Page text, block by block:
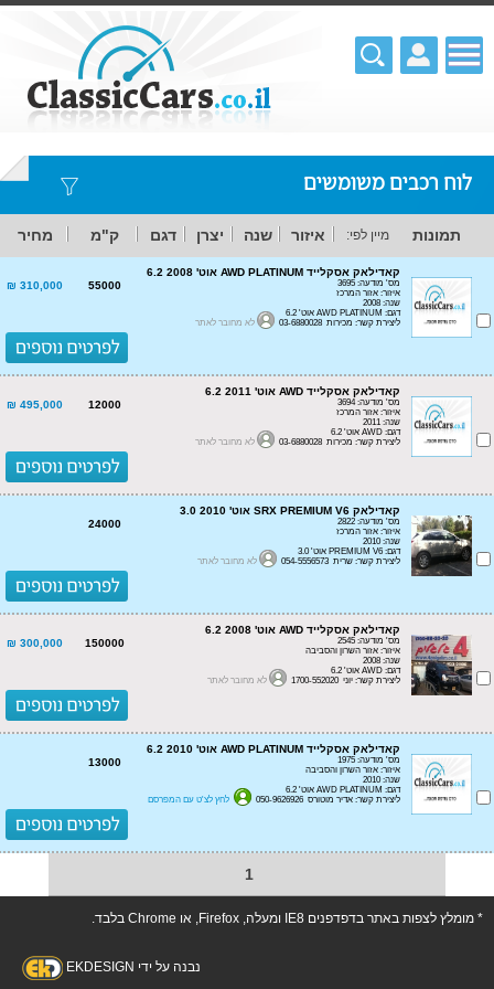
לוח רכבים משומשים
תמונות מיין לפי: איזור שנה יצרן דגם ק"מ מחיר
קאדילאק אסקלייד AWD PLATINUM אוט' 6.2 2008
מס' מודעה: 3695
איזור: אזור המרכז
שנה: 2008
דגם: AWD PLATINUM אוט' 6.2
ליצירת קשר: מכירות 03-6880028
לא מחובר לאתר
55000
310,000 ₪
קאדילאק אסקלייד AWD אוט' 6.2 2011
מס' מודעה: 3694
איזור: אזור המרכז
שנה: 2011
דגם: AWD אוט' 6.2
ליצירת קשר: מכירות 03-6880028
לא מחובר לאתר
12000
495,000 ₪
קאדילאק SRX PREMIUM V6 אוט' 3.0 2010
מס' מודעה: 2822
איזור: אזור המרכז
שנה: 2010
דגם: PREMIUM V6 אוט' 3.0
ליצירת קשר: שרית 054-5556573
לא מחובר לאתר
24000
קאדילאק אסקלייד AWD אוט' 6.2 2008
מס' מודעה: 2545
איזור: אזור השרון והסביבה
שנה: 2008
דגם: AWD אוט' 6.2
ליצירת קשר: יוני 1700-552020
לא מחובר לאתר
150000
300,000 ₪
קאדילאק אסקלייד AWD PLATINUM אוט' 6.2 2010
מס' מודעה: 1975
איזור: אזור השרון והסביבה
שנה: 2010
דגם: AWD PLATINUM אוט' 6.2
ליצירת קשר: אדיר מוטורס 050-9626926
לחץ לצ'ט עם המפרסם
13000
1
* מומלץ לצפות באתר בדפדפנים IE8 ומעלה, Firefox, או Chrome בלבד.
נבנה על ידי EKDESIGN